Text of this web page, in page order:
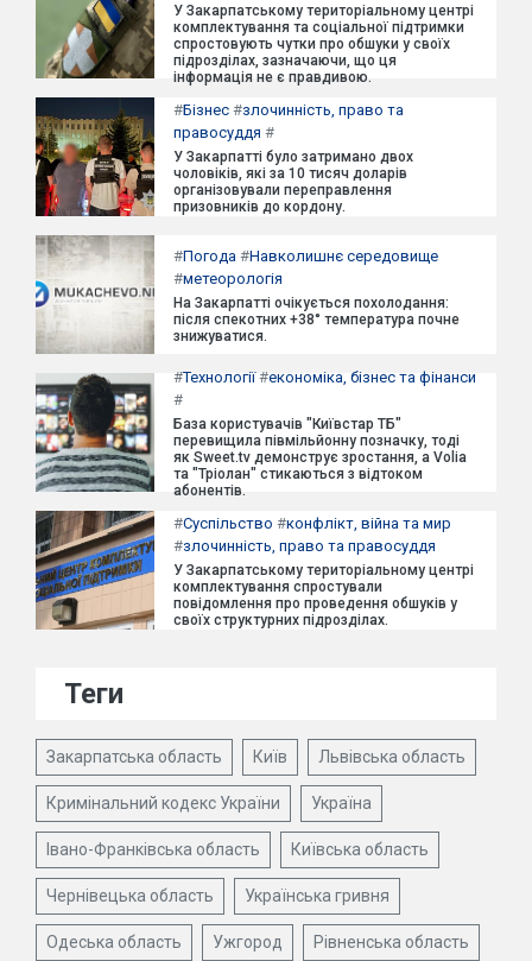
У Закарпатському територіальному центрі
комплектування та соціальної підтримки
спростовують чутки про обшуки у своїх
підрозділах, зазначаючи, що ця
інформація не є правдивою.
#Бізнес #злочинність, право та
правосуддя #
У Закарпатті було затримано двох
чоловіків, які за 10 тисяч доларів
організовували переправлення
призовників до кордону.
#Погода #Навколишнє середовище
#метеорологія
На Закарпатті очікується похолодання:
після спекотних +38° температура почне
знижуватися.
#Технології#економіка, бізнес та фінанси
#
База користувачів "Київстар ТБ"
перевищила півмільйонну позначку, тоді
як Sweet.tv демонструє зростання, а Volia
та "Тріолан" стикаються з відтоком
абонентів.
#Суспільство #конфлікт, війна та мир
#злочинність, право та правосуддя
У Закарпатському територіальному центрі
комплектування спростували
повідомлення про проведення обшуків у
своїх структурних підрозділах.
Теги
Закарпатська область Київ Львівська область
Кримінальний кодекс України Україна
Івано-Франківська область Київська область
Чернівецька область Українська гривня
Одеська область Ужгород Рівненська область